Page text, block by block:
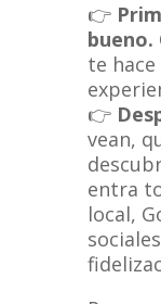
👉
bueno.
te
👉
vean,
entra
local,